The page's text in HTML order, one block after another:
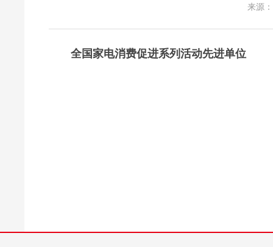
来源
全国家电消费促进系列活动先进单位